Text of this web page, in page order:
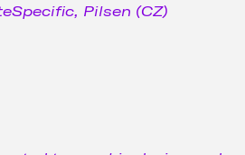
Pilsen (CZ)